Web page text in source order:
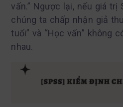
vấn.” Ngược lại, nếu giá trị
chúng ta chấp nhận giả
tuổi” và “Học vấn” không
nhau.